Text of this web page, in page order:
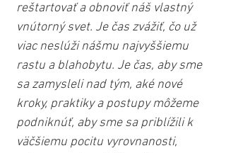
reštartovať a obnoviť náš vlastný
vnútorný svet. Je čas zvážiť, čo už
viac neslúži nášmu najvyššiemu
rastu a blahobytu. Je čas, aby sme
sa zamysleli nad tým, aké nové
kroky, praktiky a postupy môžeme
podniknúť, aby sme sa priblížili k
väčšiemu pocitu vyrovnanosti,